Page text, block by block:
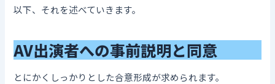
以下、それを述べていきます。
AV出演者への事前説明と同意
とにかくしっかりとした合意形成が求められます。